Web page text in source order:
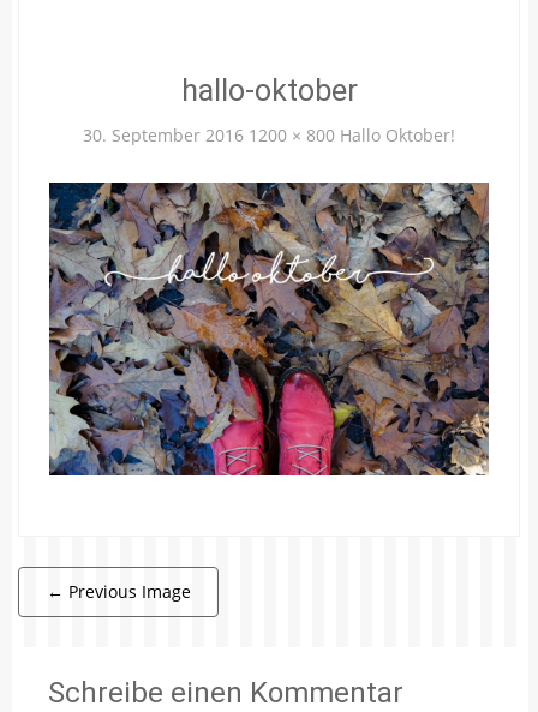
hallo-oktober
30. September 2016 1200 × 800 Hallo Oktober!
← Previous Image
Schreibe einen Kommentar